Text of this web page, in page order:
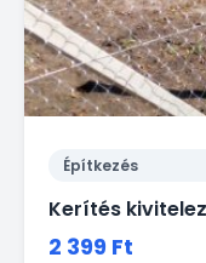
Építkezés
2 399 Ft